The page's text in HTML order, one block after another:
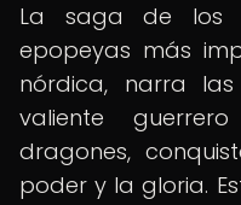
La saga de los
epopeyas más
nórdica, narra
valiente
dragones,
poder y la gloria.